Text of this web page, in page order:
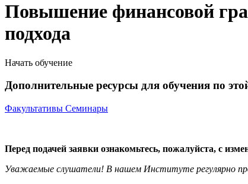
Повышение финансовой
подхода
Начать обучение
Дополнительные ресурсы для обучения по
Факультативы Семинары
Перед подачей заявки ознакомьтесь, пожалуйста, с
Уважаемые слушатели! В нашем Институте регулярно